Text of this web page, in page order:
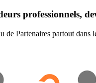
professionnels,
de Partenaires partout dans